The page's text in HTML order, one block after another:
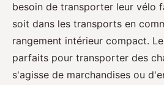
besoin de transporter leur vélo
soit dans les transports en
rangement intérieur compact.
parfaits pour transporter des
s'agisse de marchandises ou